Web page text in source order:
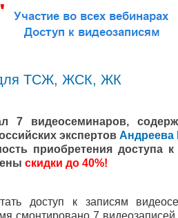
для ТСЖ, ЖСК, ЖК
видеосеминаров,
экспертов Андреева
приобретения доступа
скидки до 40%!
доступ к записям